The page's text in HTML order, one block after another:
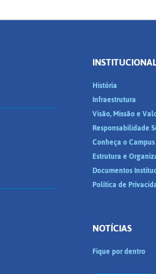
História
Infraestrutura
Visão, Missão e
Responsabilidade
Conheça o Campus
Estrutura e
Documentos
Política de
NOTÍCIAS
Fique por dentro